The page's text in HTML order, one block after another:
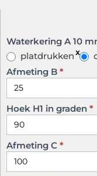
Kilgoot
model
Waterkering A 10
platdrukken
Afmeting B *
Hoek H1 in graden *
Afmeting C *